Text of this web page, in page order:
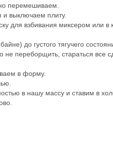
перемешиваем.
и выключаем плиту.
для взбивания миксером или
до густого тягучего
переборщить, стараться все
в форму.
в нашу массу и ставим в